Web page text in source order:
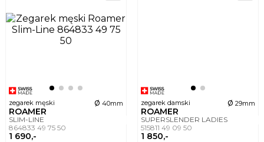
zegarek męski ø 40mm
ROAMER
SLIM-LINE
864833 49 75 50
1 690,-
zegarek damski ø 29mm
ROAMER
SUPERSLENDER LADIES
515811 49 09 50
1 850,-